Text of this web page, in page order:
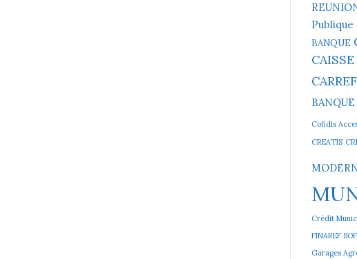
BANQUE
Cofidis
CREATIS
Crédit
FINAREF
Garages